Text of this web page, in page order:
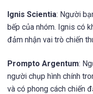
Ignis Scientia: Người
bếp của nhóm. Ignis có
đảm nhận vai trò chiến
Prompto Argentum:
người chụp hình chính
và có phong cách chiến